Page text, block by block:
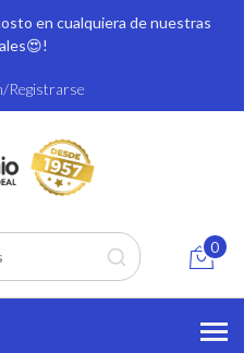
en cualquiera de nuestras
😍!
Registrarse
0